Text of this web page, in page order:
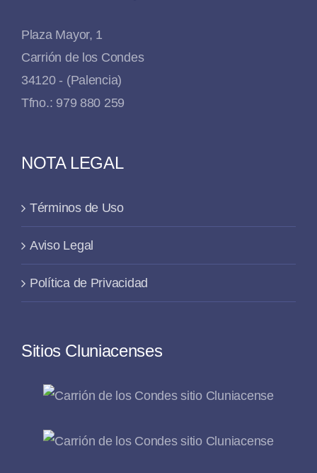
Plaza Mayor, 1
Carrión de los Condes
34120 - (Palencia)
Tfno.: 979 880 259
NOTA LEGAL
Términos de Uso
Aviso Legal
Política de Privacidad
Sitios Cluniacenses